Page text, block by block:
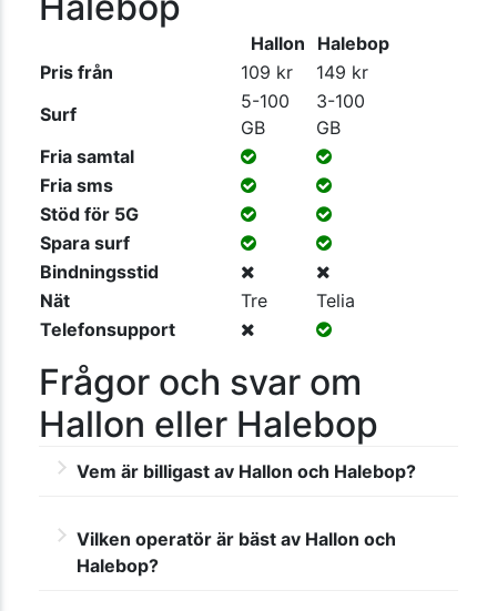
Hallon
Halebop
Pris från
109 kr
149 kr
Surf
5-100
GB
3-100
GB
Fria samtal
Fria sms
Stöd för 5G
Spara surf
Bindningsstid
Nät
Tre
Telia
Telefonsupport
Frågor och svar om
Hallon eller Halebop
Vem är billigast av Hallon och Halebop?
Hallons abonnemang är billigare än
Halebops – det gäller från den minsta
surfmängden upp till den största. Du hittar
Vilken operatör är bäst av Hallon och
Halebop?